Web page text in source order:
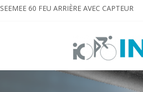
SEEMEE 60 FEU ARRIÈRE AVEC CAPTEUR
MINICOMBO. TO SEE AND BE SEEN!
MONTEER 8000S. Dream big. Shine bright!